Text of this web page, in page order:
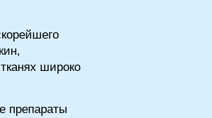
широко
препараты